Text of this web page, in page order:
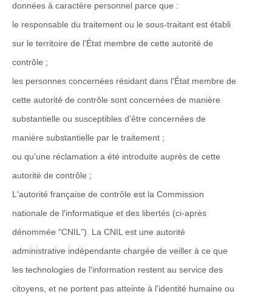
données à caractère personnel parce que :
le responsable du traitement ou le sous-traitant est établi
sur le territoire de l'État membre de cette autorité de
contrôle ;
les personnes concernées résidant dans l'État membre de
cette autorité de contrôle sont concernées de manière
substantielle ou susceptibles d'être concernées de
manière substantielle par le traitement ;
ou qu'une réclamation a été introduite auprès de cette
autorité de contrôle ;
L'autorité française de contrôle est la Commission
nationale de l'informatique et des libertés (ci-après
dénommée "CNIL"). La CNIL est une autorité
administrative indépendante chargée de veiller à ce que
les technologies de l'information restent au service des
citoyens, et ne portent pas atteinte à l'identité humaine ou